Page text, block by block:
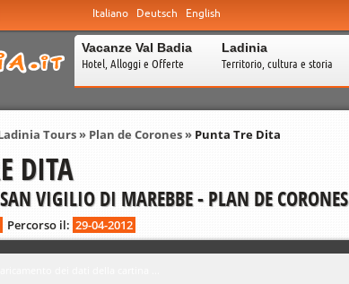
Italiano Deutsch English
Vacanze Val Badia
Hotel, Alloggi e Offerte
Ladinia
Territorio, cultura e storia
Tours» Plan de Corones» Punta Tre Dita
DITA
VIGILIO DI MAREBBE - PLAN DE CORONES
Percorso il: 29-04-2012